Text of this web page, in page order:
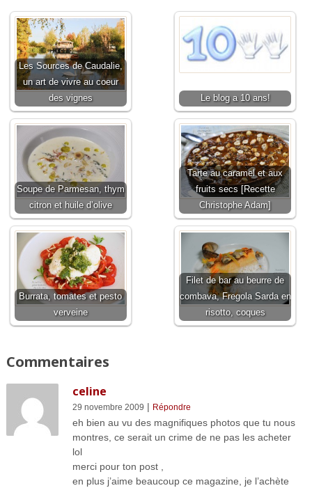
Les Sources de Caudalie,
un art de vivre au coeur
des vignes
Le blog a 10 ans!
Soupe de Parmesan, thym
citron et huile d’olive
Tarte au caramel et aux
fruits secs [Recette
Christophe Adam]
Burrata, tomates et pesto
verveine
Filet de bar au beurre de
combava, Fregola Sarda en
risotto, coques
Commentaires
celine
29 novembre 2009 | Répondre
eh bien au vu des magnifiques photos que tu nous
montres, ce serait un crime de ne pas les acheter
lol
merci pour ton post ,
en plus j’aime beaucoup ce magazine, je l’achète